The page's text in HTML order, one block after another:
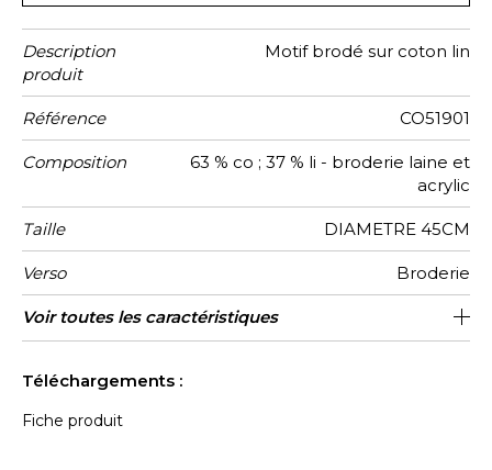
Description
produit
Motif brodé sur coton lin
Référence CO51901
Composition
63 % co ; 37 % li - broderie laine et
acrylic
Taille DIAMETRE 45CM
Verso Broderie
Finition Passepoil
Fermeture Zippee invisible
Entretien
Pays
d'origine
Tunisie
Caractéristiques
Outdoor
Voir toutes les caractéristiques
Téléchargements :
Fiche produit